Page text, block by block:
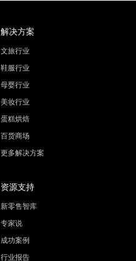
解决方案
文旅行业
鞋服行业
母婴行业
美妆行业
蛋糕烘焙
百货商场
更多解决方案
资源支持
新零售智库
专家说
成功案例
行业报告